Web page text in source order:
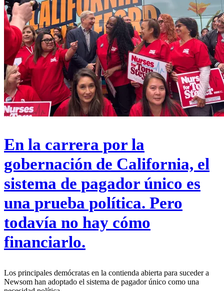
En la carrera por la
gobernación de California, el
sistema de pagador único es
una prueba política. Pero
todavía no hay cómo
financiarlo.
Los principales demócratas en la contienda abierta para suceder a
Newsom han adoptado el sistema de pagador único como una